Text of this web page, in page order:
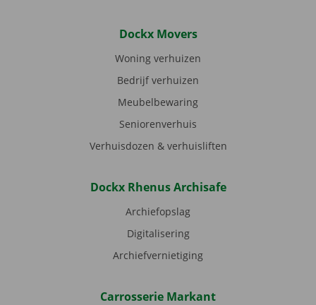
Dockx Movers
Woning verhuizen
Bedrijf verhuizen
Meubelbewaring
Seniorenverhuis
Verhuisdozen & verhuisliften
Dockx Rhenus Archisafe
Archiefopslag
Digitalisering
Archiefvernietiging
Carrosserie Markant